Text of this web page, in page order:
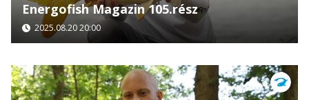
Energofish Magazin 105.rész
2025.08.20 20:00